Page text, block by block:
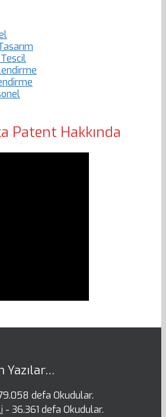
Patent Hakkında
Yazılar…
defa Okudular.
- 36.361 defa Okudular.